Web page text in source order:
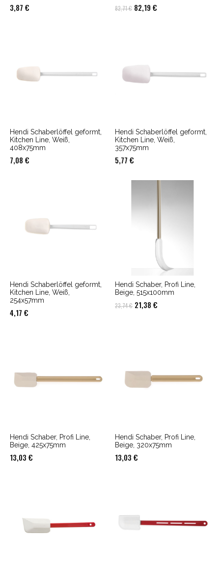
3,87 €
82,71€ Ursprünglicher
82,19 €
Hendi Schaberlöffel geformt,
Kitchen Line, Weiß,
408x75mm
7,08 €
Hendi Schaberlöffel geformt,
Kitchen Line, Weiß,
357x75mm
5,77 €
Hendi Schaberlöffel geformt,
Kitchen Line, Weiß,
254x57mm
4,17 €
Hendi Schaber, Profi Line,
Beige, 515x100mm
23,74€ Ursprünglicher
21,38 €
Hendi Schaber, Profi Line,
Beige, 425x75mm
13,03 €
Hendi Schaber, Profi Line,
Beige, 320x75mm
13,03 €